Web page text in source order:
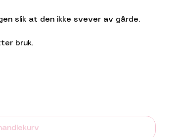
slik at den ikke svever av gårde.
bruk.